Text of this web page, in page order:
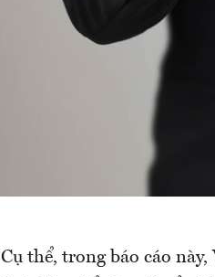
Cụ thể, trong báo cáo